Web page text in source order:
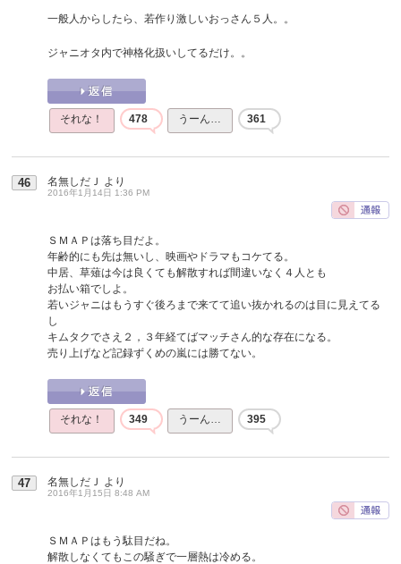
一般人からしたら、若作り激しいおっさん５人。。
ジャニオタ内で神格化扱いしてるだけ。。
それな！ 478 うーん… 361
46 名無しだＪ より
2016年1月14日 1:36 PM
ＳＭＡＰは落ち目だよ。
年齢的にも先は無いし、映画やドラマもコケてる。
中居、草薙は今は良くても解散すれば間違いなく４人とも
お払い箱でしよ。
若いジャニはもうすぐ後ろまで来てて追い抜かれるのは目に見えてる
し
キムタクでさえ２，３年経てばマッチさん的な存在になる。
売り上げなど記録ずくめの嵐には勝てない。
それな！ 349 うーん… 395
47 名無しだＪ より
2016年1月15日 8:48 AM
ＳＭＡＰはもう駄目だね。
解散しなくてもこの騒ぎで一層熱は冷める。